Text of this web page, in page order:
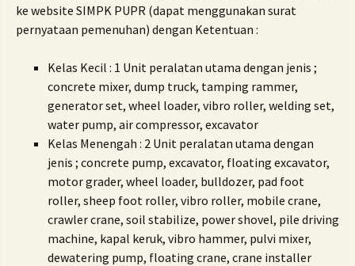
ke website SIMPK PUPR (dapat menggunakan surat
pernyataan pemenuhan) dengan Ketentuan :
Kelas Kecil : 1 Unit peralatan utama dengan jenis ;
concrete mixer, dump truck, tamping rammer,
generator set, wheel loader, vibro roller, welding set,
water pump, air compressor, excavator
Kelas Menengah : 2 Unit peralatan utama dengan
jenis ; concrete pump, excavator, floating excavator,
motor grader, wheel loader, bulldozer, pad foot
roller, sheep foot roller, vibro roller, mobile crane,
crawler crane, soil stabilize, power shovel, pile driving
machine, kapal keruk, vibro hammer, pulvi mixer,
dewatering pump, floating crane, crane installer